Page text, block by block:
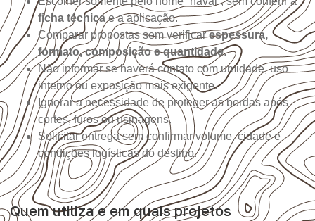
ficha técnicae a aplicação.
Comparar propostas sem verificarespessura,
formato, composição e quantidade.
Não informar se haverá contato com umidade, uso
interno ou exposição mais exigente.
Ignorar a necessidade de proteger as bordas após
cortes, furos ou usinagens.
Solicitar entrega sem confirmar volume, cidade e
condições logísticas do destino.
Quem utiliza e em quais projetos